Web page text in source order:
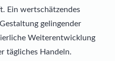
Ein wertschätzendes
gelingender
Weiterentwicklung
tägliches Handeln.